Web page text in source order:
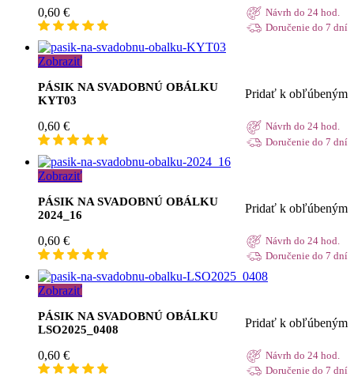
0,60 €
Návrh do 24 hod.
Doručenie do 7 dní
Zobraziť
PÁSIK NA SVADOBNÚ OBÁLKU
KYT03
Pridať k obľúbeným
0,60 €
Návrh do 24 hod.
Doručenie do 7 dní
Zobraziť
PÁSIK NA SVADOBNÚ OBÁLKU
2024_16
Pridať k obľúbeným
0,60 €
Návrh do 24 hod.
Doručenie do 7 dní
Zobraziť
PÁSIK NA SVADOBNÚ OBÁLKU
LSO2025_0408
Pridať k obľúbeným
0,60 €
Návrh do 24 hod.
Doručenie do 7 dní